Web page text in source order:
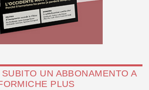
UN ABBONAMENTO A
PLUS